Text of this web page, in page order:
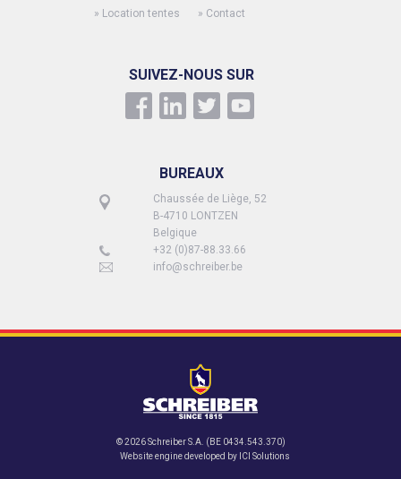
» Location tentes
» Contact
SUIVEZ-NOUS SUR
BUREAUX
Chaussée de Liège, 52
B-4710 LONTZEN
Belgique
+32 (0)87-88.33.66
info@schreiber.be
© 2026 Schreiber S.A. (BE 0434.543.370)
Website engine developed by ICI Solutions